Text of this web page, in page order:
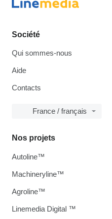
Société
Qui sommes-nous
Aide
Contacts
France / français
Nos projets
Autoline™
Machineryline™
Agroline™
Linemedia Digital ™